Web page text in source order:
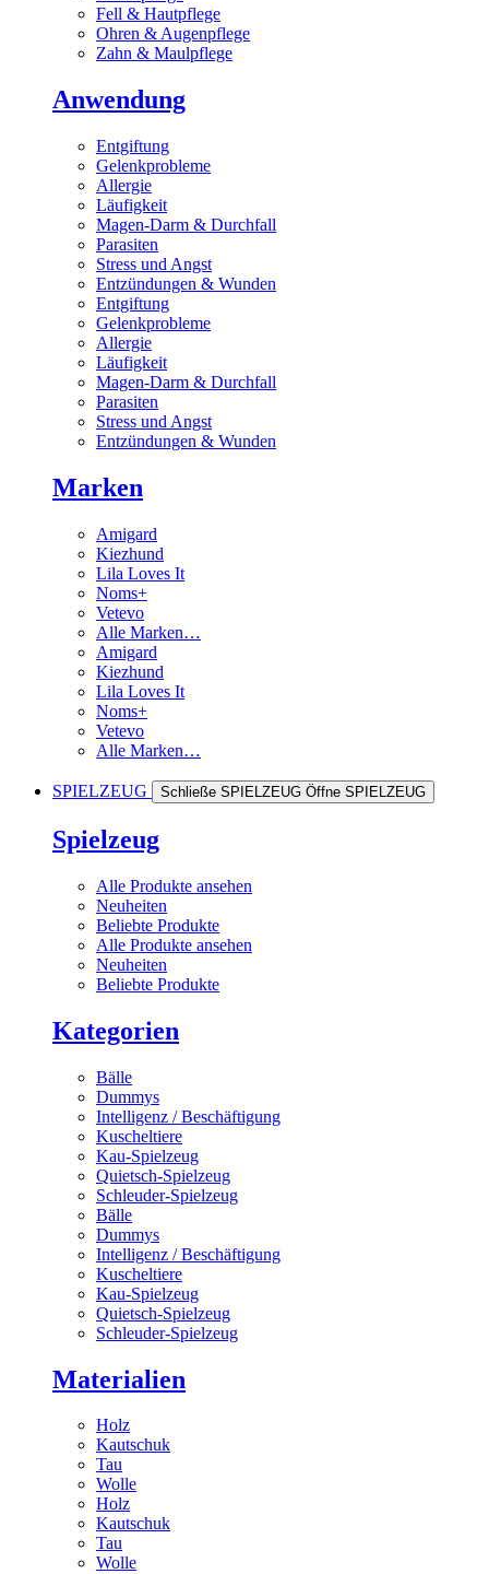
Fell & Hautpflege
Ohren & Augenpflege
Zahn & Maulpflege
Anwendung
Entgiftung
Gelenkprobleme
Allergie
Läufigkeit
Magen-Darm & Durchfall
Parasiten
Stress und Angst
Entzündungen & Wunden
Entgiftung
Gelenkprobleme
Allergie
Läufigkeit
Magen-Darm & Durchfall
Parasiten
Stress und Angst
Entzündungen & Wunden
Marken
Amigard
Kiezhund
Lila Loves It
Noms+
Vetevo
Alle Marken…
Amigard
Kiezhund
Lila Loves It
Noms+
Vetevo
Alle Marken…
SPIELZEUG Schließe SPIELZEUG Öffne SPIELZEUG
Spielzeug
Alle Produkte ansehen
Neuheiten
Beliebte Produkte
Alle Produkte ansehen
Neuheiten
Beliebte Produkte
Kategorien
Bälle
Dummys
Intelligenz / Beschäftigung
Kuscheltiere
Kau-Spielzeug
Quietsch-Spielzeug
Schleuder-Spielzeug
Bälle
Dummys
Intelligenz / Beschäftigung
Kuscheltiere
Kau-Spielzeug
Quietsch-Spielzeug
Schleuder-Spielzeug
Materialien
Holz
Kautschuk
Tau
Wolle
Holz
Kautschuk
Tau
Wolle